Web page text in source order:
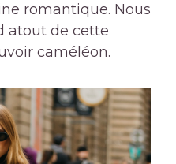
romantique. Nous
atout de cette
caméléon.